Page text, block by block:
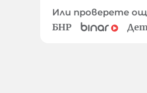
Или проверете
БНР